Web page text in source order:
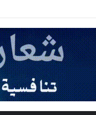
رئيس الجمهورية